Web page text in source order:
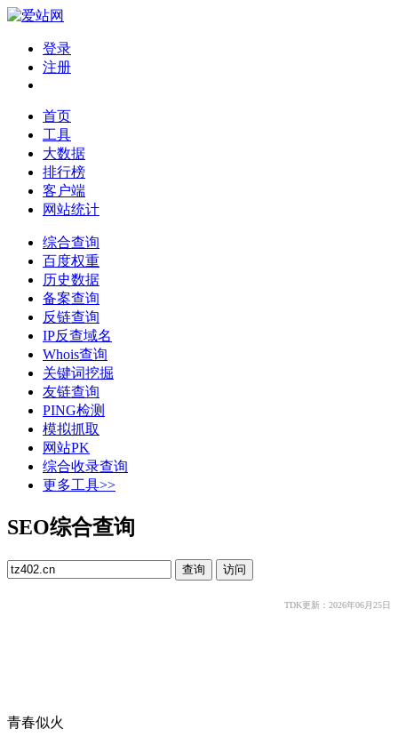
登录
注册
首页
工具
大数据
排行榜
客户端
网站统计
综合查询
百度权重
历史数据
备案查询
反链查询
IP反查域名
Whois查询
关键词挖掘
友链查询
PING检测
模拟抓取
网站PK
综合收录查询
更多工具>>
SEO综合查询
TDK更新：2026年06月25日
青春似火